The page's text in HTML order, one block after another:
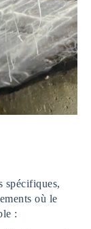
spécifiques,
où le
: